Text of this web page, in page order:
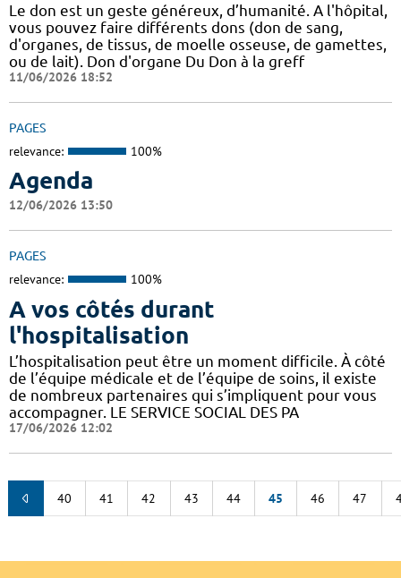
Le don est un geste généreux, d’humanité. A l'hôpital,
vous pouvez faire différents dons (don de sang,
d'organes, de tissus, de moelle osseuse, de gamettes,
ou de lait). Don d'organe Du Don à la greff
11/06/2026 18:52
PAGES
relevance: 100%
Agenda
12/06/2026 13:50
PAGES
relevance: 100%
A vos côtés durant
l'hospitalisation
L’hospitalisation peut être un moment difficile. À côté
de l’équipe médicale et de l’équipe de soins, il existe
de nombreux partenaires qui s’impliquent pour vous
accompagner. LE SERVICE SOCIAL DES PA
17/06/2026 12:02
40 41 42 43 44 45 46 47